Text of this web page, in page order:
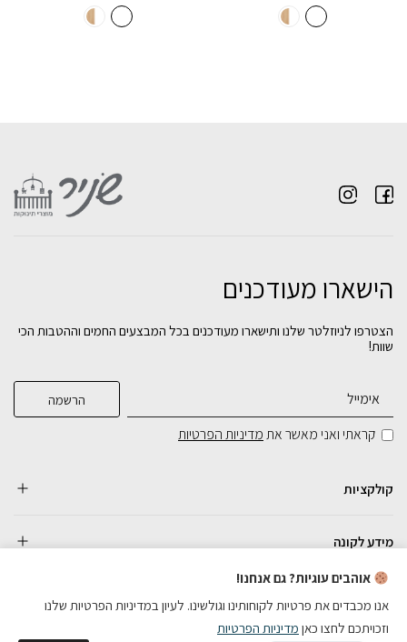
הישארו מעודכנים
הצטרפו לניוזלטר שלנו ותישארו מעודכנים בכל המבצעים החמים וההטבות הכי
שוות!
קראתי ואני מאשר אתמדיניות הפרטיות
קולקציות
מידע לקונה
כל הזכויות שמורות
אוהבים עוגיות? גם אנחנו!
אנו מכבדים את פרטיות לקוחותינו וגולשינו. לעיון במדיניות הפרטיות שלנו
וזכויתכם לחצו כאן מדיניות הפרטיותEnglish